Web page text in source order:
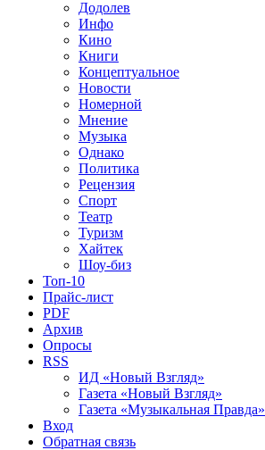
Додолев
Инфо
Кино
Книги
Концептуальное
Новости
Номерной
Мнение
Музыка
Однако
Политика
Рецензия
Спорт
Театр
Туризм
Хайтек
Шоу-биз
Топ-10
Прайс-лист
PDF
Архив
Опросы
RSS
ИД «Новый Взгляд»
Газета «Новый Взгляд»
Газета «Музыкальная Правда»
Вход
Обратная связь